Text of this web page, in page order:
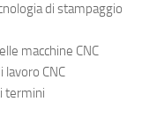
di stampaggio
macchine CNC
CNC
termini